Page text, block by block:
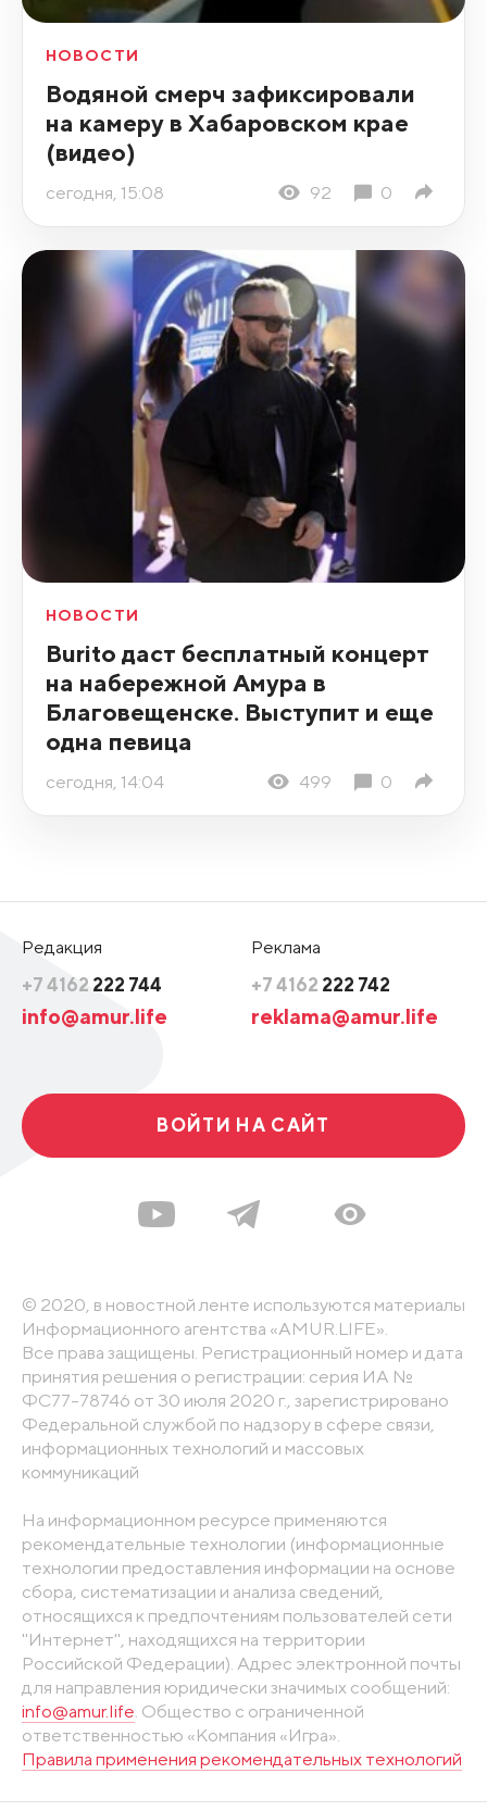
НОВОСТИ
Водяной смерч зафиксировали
на камеру в Хабаровском крае
(видео)
сегодня, 15:08 92 0
НОВОСТИ
Burito даст бесплатный концерт
на набережной Амура в
Благовещенске. Выступит и еще
одна певица
сегодня, 14:04 499 0
Редакция
+7 4162 222 744
info@amur.life
Реклама
+7 4162 222 742
reklama@amur.life
ВОЙТИ НА САЙТ
© 2020, в новостной ленте используются материалы
Информационного агентства «AMUR.LIFE».
Все права защищены. Регистрационный номер и дата
принятия решения о регистрации: серия ИА №
ФС77-78746 от 30 июля 2020 г., зарегистрировано
Федеральной службой по надзору в сфере связи,
информационных технологий и массовых
коммуникаций
На информационном ресурсе применяются
рекомендательные технологии (информационные
технологии предоставления информации на основе
сбора, систематизации и анализа сведений,
относящихся к предпочтениям пользователей сети
"Интернет", находящихся на территории
Российской Федерации). Адрес электронной почты
для направления юридически значимых сообщений:
info@amur.life. Общество с ограниченной
ответственностью «Компания «Игра».
Правила применения рекомендательных технологий